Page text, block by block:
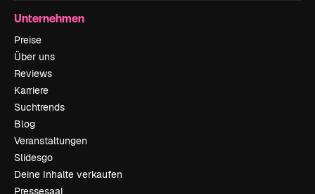
Unternehmen
Preise
Über uns
Reviews
Karriere
Suchtrends
Blog
Veranstaltungen
Slidesgo
Deine Inhalte verkaufen
Pressesaal